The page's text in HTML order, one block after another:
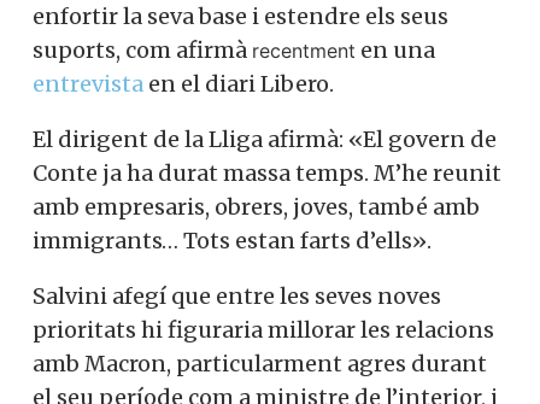
enfortir la seva base i estendre els seus
suports, com afirmà recentment en una
entrevista en el diari Libero.
El dirigent de la Lliga afirmà: «El govern de
Conte ja ha durat massa temps. M’he reunit
amb empresaris, obrers, joves, també amb
immigrants… Tots estan farts d’ells».
Salvini afegí que entre les seves noves
prioritats hi figuraria millorar les relacions
amb Macron, particularment agres durant
el seu període com a ministre de l’interior, i